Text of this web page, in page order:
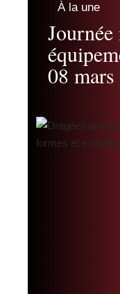
À la une
Journée
08